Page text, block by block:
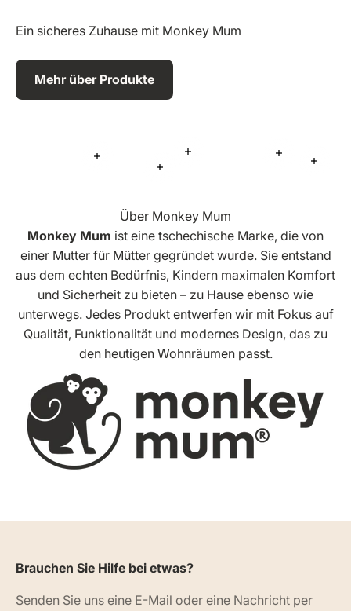
Ein sicheres Zuhause mit Monkey Mum
Mehr über Produkte
Mehr
Mehr InformationenMehr Informationen
Über Monkey Mum
Monkey Mum ist eine tschechische Marke, die von
einer Mutter für Mütter gegründet wurde. Sie entstand
aus dem echten Bedürfnis, Kindern maximalen Komfort
und Sicherheit zu bieten – zu Hause ebenso wie
unterwegs. Jedes Produkt entwerfen wir mit Fokus auf
Qualität, Funktionalität und modernes Design, das zu
den heutigen Wohnräumen passt.
Brauchen Sie Hilfe bei etwas?
Senden Sie uns eine E-Mail oder eine Nachricht per